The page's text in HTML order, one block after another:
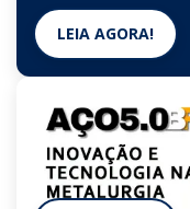
LEIA AGORA!